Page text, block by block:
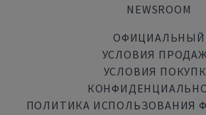
NEWSROOM
ОФИЦИАЛЬНЫЙ
УСЛОВИЯ
УСЛОВИЯ
ПОЛИТИКА ИСПОЛЬЗОВАНИЯ